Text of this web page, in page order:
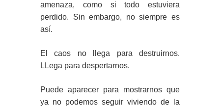
amenaza, como si todo estuviera
perdido. Sin embargo, no siempre es
así.
El caos no llega para destruirnos.
LLega para despertarnos.
Puede aparecer para mostrarnos que
ya no podemos seguir viviendo de la